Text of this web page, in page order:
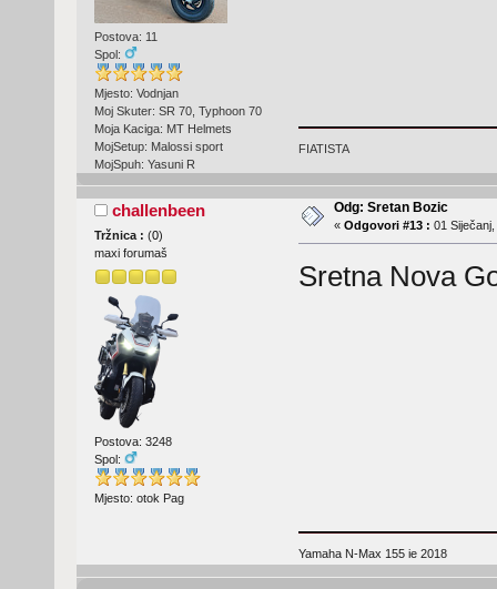
Postova: 11
Spol:
Mjesto: Vodnjan
Moj Skuter: SR 70, Typhoon 70
Moja Kaciga: MT Helmets
MojSetup: Malossi sport
MojSpuh: Yasuni R
FIATISTA
challenbeen
Tržnica : (0)
maxi forumaš
Postova: 3248
Spol:
Mjesto: otok Pag
Odg: Sretan Bozic
« Odgovori #13 : 01
Sretna Nova
Yamaha N-Max 155 ie 2018